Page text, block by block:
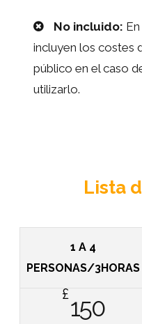
No incluido:
incluyen los costes
público en el caso
utilizarlo.
Lista
1 A 4
PERSONAS/3HORAS
£150